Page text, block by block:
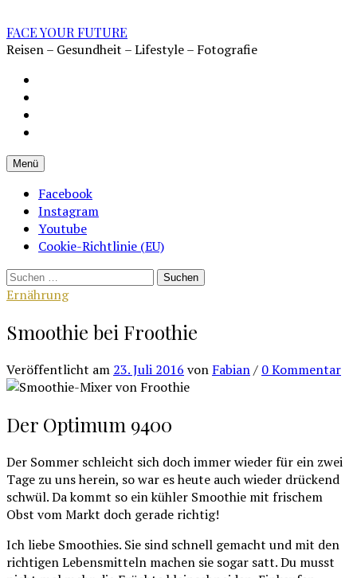
Inhalt
überspringen
FACE YOUR FUTURE
Reisen – Gesundheit – Lifestyle – Fotografie
(EU)
Menü
Facebook
Instagram
Youtube
Cookie-Richtlinie (EU)
Suchen
nach:
Ernährung
Smoothie bei Froothie
Veröffentlicht am 23. Juli 2016 von Fabian/ 0 Kommentar
Der Optimum 9400
Der Sommer schleicht sich doch immer wieder für ein zwei
Tage zu uns herein, so war es heute auch wieder drückend
schwül. Da kommt so ein kühler Smoothie mit frischem
Obst vom Markt doch gerade richtig!
Ich liebe Smoothies. Sie sind schnell gemacht und mit den
richtigen Lebensmitteln machen sie sogar satt. Du musst